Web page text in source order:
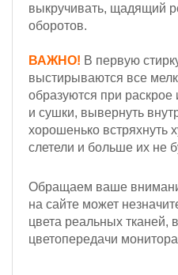
выкручивать, щадящий
оборотов.
ВАЖНО! В первую
выстирываются все
образуются при
и сушки, вывернуть
хорошенько встряхнуть
слетели и больше их не
Обращаем ваше
на сайте может
цвета реальных тканей,
цветопередачи